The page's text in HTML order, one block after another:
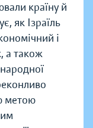
країну й
як Ізраїль
і
а також
метою